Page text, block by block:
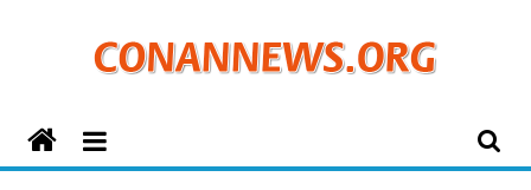
ConanNews.org